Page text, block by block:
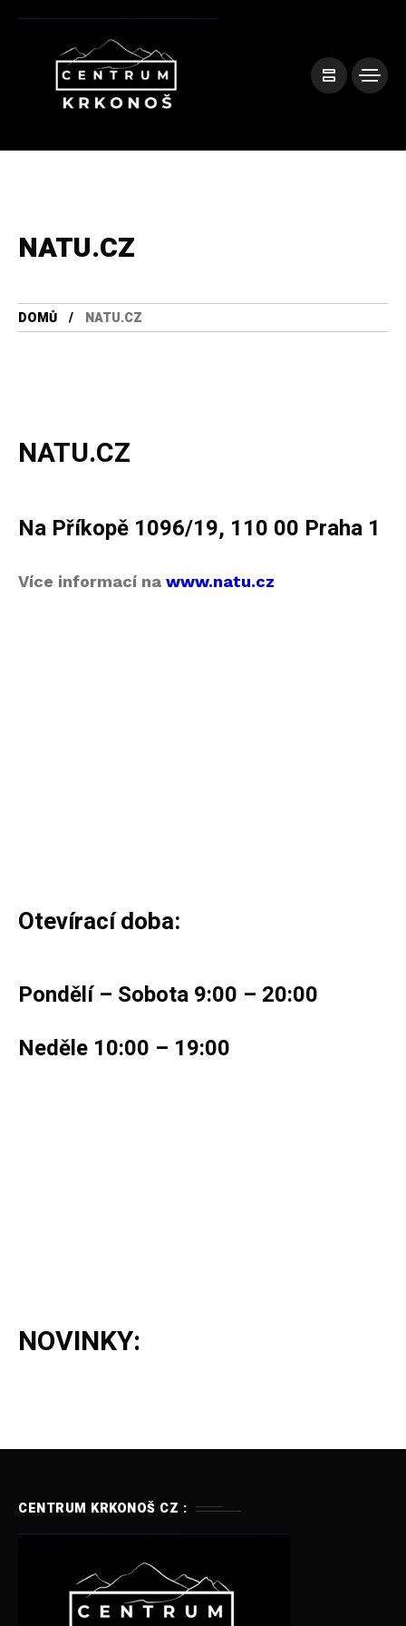
NATU.CZ
DOMŮ NATU.CZ
NATU.CZ
Na Příkopě 1096/19, 110 00 Praha 1
Více informací na www.natu.cz
Otevírací doba:
Pondělí – Sobota 9:00 – 20:00
Neděle 10:00 – 19:00
NOVINKY:
CENTRUM KRKONOŠ CZ :